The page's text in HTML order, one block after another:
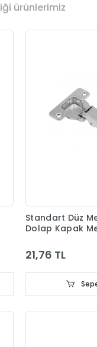
ürünlerimiz
Standart Düz
Dolap Kapak
21,76 TL